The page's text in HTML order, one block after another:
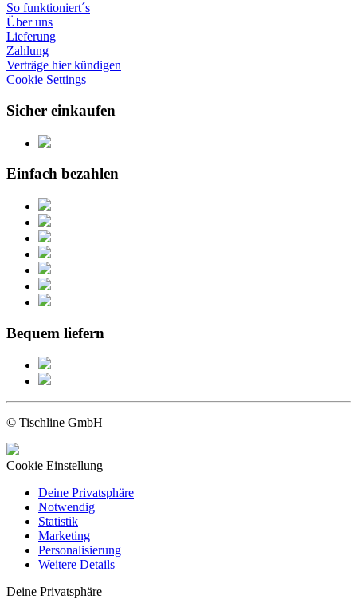
So funktioniert´s
Über uns
Lieferung
Zahlung
Verträge hier kündigen
Cookie Settings
Sicher einkaufen
Einfach bezahlen
Bequem liefern
© Tischline GmbH
Cookie Einstellung
Deine Privatsphäre
Notwendig
Statistik
Marketing
Personalisierung
Weitere Details
Deine Privatsphäre